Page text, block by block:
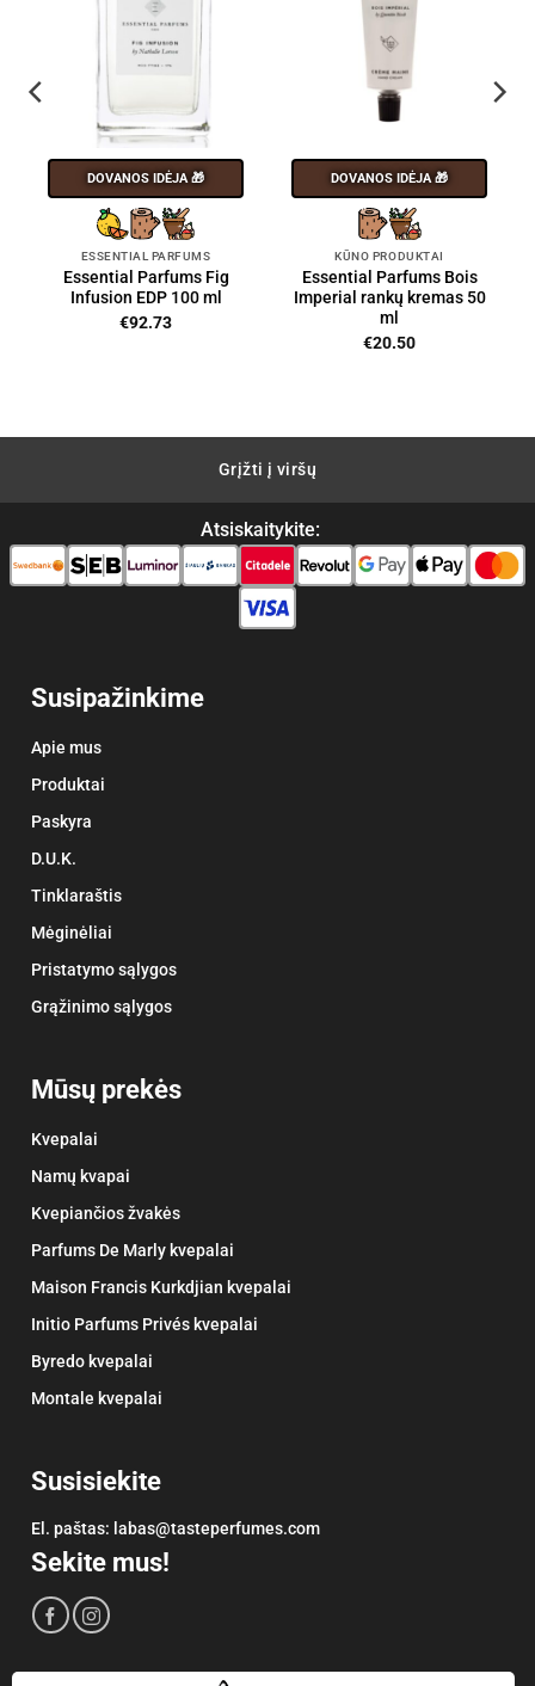
DOVANOS IDĖJA 🎁
ESSENTIAL PARFUMS
Essential Parfums Fig
Infusion EDP 100 ml
€92.73
DOVANOS IDĖJA 🎁
KŪNO PRODUKTAI
Essential Parfums Bois
Imperial rankų kremas 50
ml
€20.50
Grįžti į viršų
Atsiskaitykite:
Susipažinkime
Apie mus
Produktai
Paskyra
D.U.K.
Tinklaraštis
Mėginėliai
Pristatymo sąlygos
Grąžinimo sąlygos
Mūsų prekės
Kvepalai
Namų kvapai
Kvepiančios žvakės
Parfums De Marly kvepalai
Maison Francis Kurkdjian kvepalai
Initio Parfums Privés kvepalai
Byredo kvepalai
Montale kvepalai
Susisiekite
El. paštas: labas@tasteperfumes.com
Sekite mus!